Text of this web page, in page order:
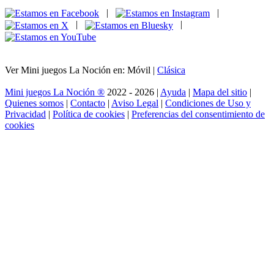
|
|
|
|
Ver Mini juegos La Noción en: Móvil | Clásica
Mini juegos La Noción ® 2022 - 2026 | Ayuda | Mapa del sitio |
Quienes somos | Contacto | Aviso Legal | Condiciones de Uso y
Privacidad | Política de cookies | Preferencias del consentimiento de
cookies